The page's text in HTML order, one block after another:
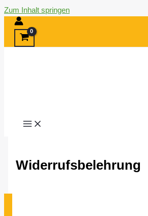
Zum Inhalt springen
Widerrufsbelehrung